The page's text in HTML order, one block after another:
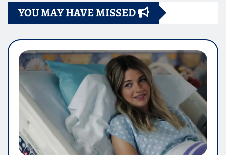
YOU MAY HAVE MISSED